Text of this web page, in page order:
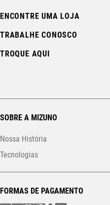
ENCONTRE UMA LOJA
TRABALHE CONOSCO
TROQUE AQUI
SOBRE A MIZUNO
Nossa História
Tecnologias
FORMAS DE PAGAMENTO